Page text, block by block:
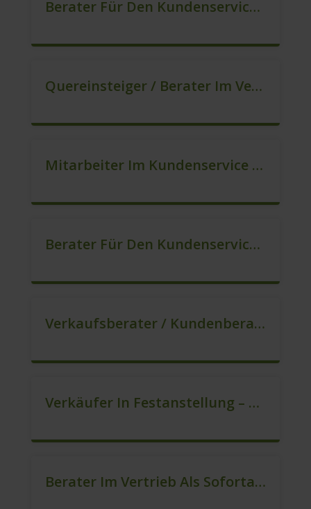
Berater Für Den Kundenservice (m/w/d)
Quereinsteiger / Berater Im Vertrieb In VZ/TZ (m/w/d)
Mitarbeiter Im Kundenservice (Quereinstieg Möglich!) (m/w/d)
Berater Für Den Kundenservice / Beratung (m/w/d)
Verkaufsberater / Kundenberater, Auch Ohne Ausbildung Möglich (m/w/d)
Verkäufer In Festanstellung – Top Gehalt (m/w/d)
Berater Im Vertrieb Als Sofortanstellung (m/w/d)